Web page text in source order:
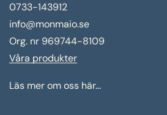
0733-143912
info@monmaio.se
Org. nr 969744-8109
Våra produkter
Läs mer om oss här...